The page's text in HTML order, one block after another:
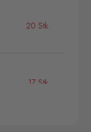
20 Stk.
17 Stk.